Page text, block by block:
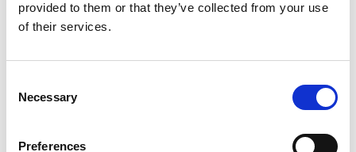
provided to them or that they’ve collected from your use
of their services.
Necessary
Preferences
WSPÓLNIE PRZECIW PRZEMOCY
/Strengthening Anti-Bullying Efforts
Przeciwdzi
przemocy
28